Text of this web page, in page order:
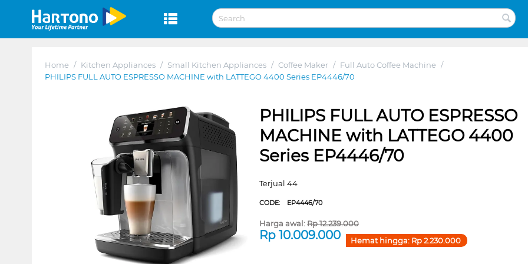
Home / Kitchen Appliances / Small Kitchen Appliances / Coffee Maker / Full Auto Coffee Machine /
PHILIPS FULL AUTO ESPRESSO MACHINE with LATTEGO 4400 Series EP4446/70
PHILIPS FULL AUTO ESPRESSO
MACHINE with LATTEGO 4400
Series EP4446/70
Terjual 44
CODE: EP4446/70
Harga awal:Rp12.239.000
Rp10.009.000 Hemat hingga: Rp2.230.000